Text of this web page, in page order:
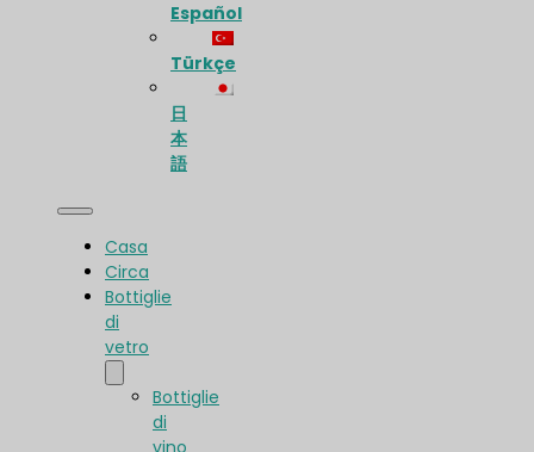
Español
Türkçe
日
本
語
Casa
Circa
Bottiglie
di
vetro
Bottiglie
di
vino